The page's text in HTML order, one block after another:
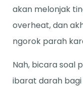
akan melonjak
overheat, dan
ngorok parah
Nah, bicara soal
ibarat darah bagi